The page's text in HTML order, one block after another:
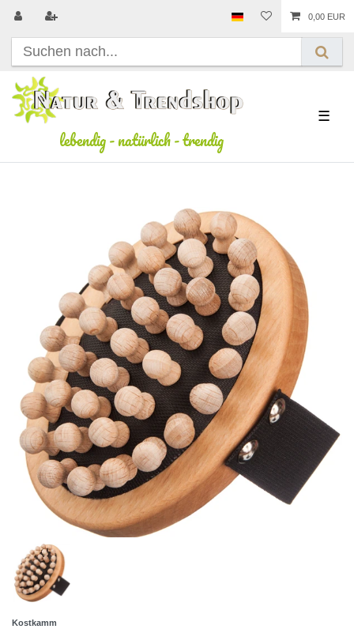
0,00 EUR
lebendig-natürlich-trendig
☰
Kostkamm